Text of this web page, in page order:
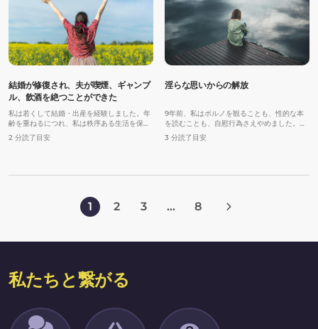
結婚が修復され、夫が喫煙、ギャンブ
ル、飲酒を絶つことができた
私は若くして結婚・出産を経験しました。年
齢を重ねるにつれ、私は秩序ある生活を保と
うと努力しました。教会へ通い、夫に忠実で
あり続け、頑張って働きました。それでも、
2 分読了目安
淫らな思いからの解放
9年前、私はポルノを観ることも、性的な本
を読むことも、自慰行為さえやめました。し
かしながら去年の冬、私は淫らな思いや、時
には淫らな言葉と闘い、それはまるで死の陰
3 分読了目安
1 2 3 ... 8
私たちと繋がる